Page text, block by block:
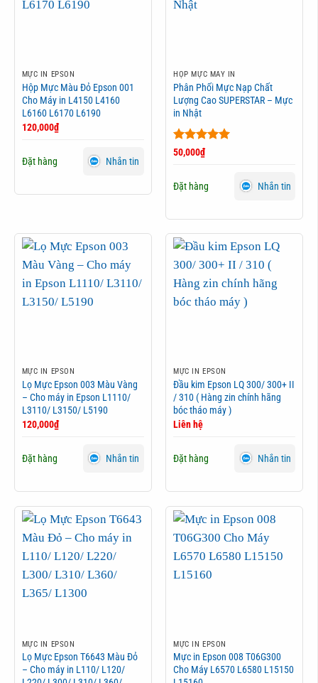
MỰC IN EPSON
Hộp Mực Màu Đỏ Epson 001
Cho Máy in L4150 L4160
L6160 L6170 L6190
120,000₫
Đặt hàng Nhắn tin
HỘP MỰC MÁY IN
Phân Phối Mực Nạp Chất
Lượng Cao SUPERSTAR – Mực
in Nhật
Được xếp
hạng5
50,000₫
Đặt hàng Nhắn tin
MỰC IN EPSON
Lọ Mực Epson 003 Màu Vàng
– Cho máy in Epson L1110/
L3110/ L3150/ L5190
120,000₫
Đặt hàng Nhắn tin
MỰC IN EPSON
Đầu kim Epson LQ 300/ 300+ II
/ 310 ( Hàng zin chính hãng
bóc tháo máy )
Liên hệ
Đặt hàng Nhắn tin
MỰC IN EPSON
Lọ Mực Epson T6643 Màu Đỏ
– Cho máy in L110/ L120/
MỰC IN EPSON
Mực in Epson 008 T06G300
Cho Máy L6570 L6580 L15150